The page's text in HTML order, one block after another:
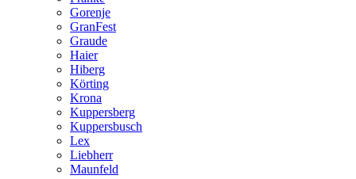
Gorenje
GranFest
Graude
Haier
Hiberg
Körting
Krona
Kuppersberg
Kuppersbusch
Lex
Liebherr
Maunfeld